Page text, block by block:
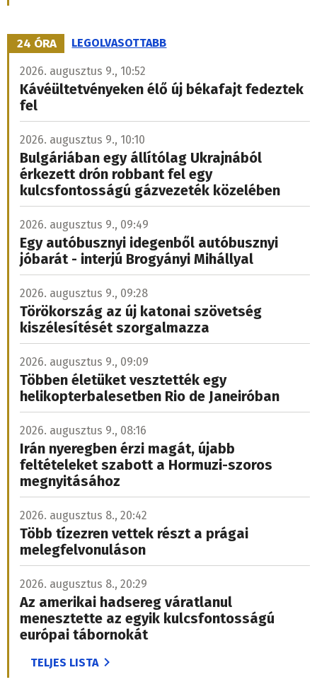
24 ÓRA LEGOLVASOTTABB
2026. augusztus 9., 10:52
Kávéültetvényeken élő új békafajt fedeztek
fel
2026. augusztus 9., 10:10
Bulgáriában egy állítólag Ukrajnából
érkezett drón robbant fel egy
kulcsfontosságú gázvezeték közelében
2026. augusztus 9., 09:49
Egy autóbusznyi idegenből autóbusznyi
jóbarát - interjú Brogyányi Mihállyal
2026. augusztus 9., 09:28
Törökország az új katonai szövetség
kiszélesítését szorgalmazza
2026. augusztus 9., 09:09
Többen életüket vesztették egy
helikopterbalesetben Rio de Janeiróban
2026. augusztus 9., 08:16
Irán nyeregben érzi magát, újabb
feltételeket szabott a Hormuzi-szoros
megnyitásához
2026. augusztus 8., 20:42
Több tízezren vettek részt a prágai
melegfelvonuláson
2026. augusztus 8., 20:29
Az amerikai hadsereg váratlanul
menesztette az egyik kulcsfontosságú
európai tábornokát
TELJES LISTA